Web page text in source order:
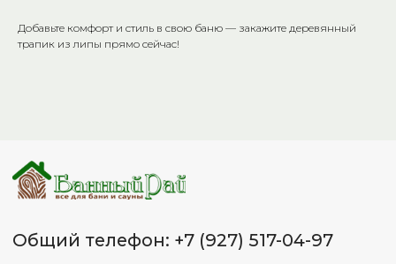
Добавьте комфорт и стиль в свою баню — закажите деревянный
трапик из липы прямо сейчас!
Красноармейский р-он, ул. 40
лет ВЛКСМ 72, склад «Банный
Рай» тел.: +7 (8442) 50-46-96
«СтройМастер» тел.: +7 (937) 556-34-
65
Советский р-он, ул. 25 лет
72